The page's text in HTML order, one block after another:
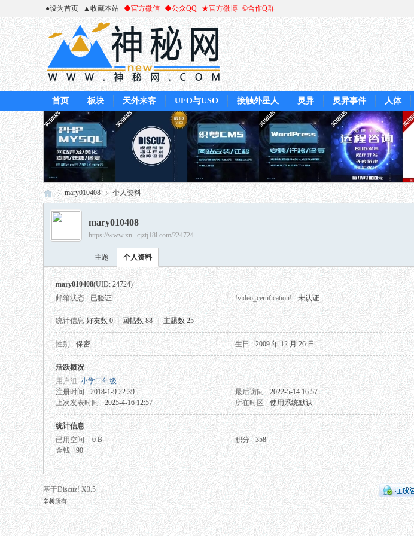
●设为首页 ▲收藏本站 ◆官方微信 ◆公众QQ ★官方微博 ©合作Q群
首页 板块 天外来客 UFO与USO 接触外星人 灵异 灵异事件 人体
秘
网
›
mary010408 个人资料
mary010408
https://www.xn--cjztj18l.com/?24724
主题 个人资料
mary010408(UID: 24724)
邮箱状态
已验证 !video_certification! 未认证
统计信息 好友数 0 回帖数 88 主题数 25
性别 保密 生日 2009 年 12 月 26 日
活跃概况
用户组 小学二年级
注册时间
2018-1-9 22:39 最后访问 2022-5-14 16:57
上次发表时间
2025-4-16 12:57 所在时区 使用系统默认
统计信息
已用空间
0 B 积分 358
金钱
90
基于Discuz! X3.5
辛树所有